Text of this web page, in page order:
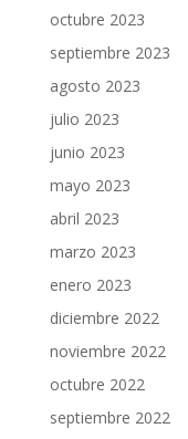
octubre 2023
septiembre 2023
agosto 2023
julio 2023
junio 2023
mayo 2023
abril 2023
marzo 2023
enero 2023
diciembre 2022
noviembre 2022
octubre 2022
septiembre 2022